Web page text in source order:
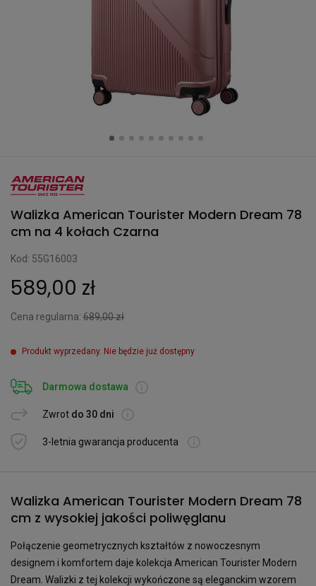
Walizka American Tourister Modern Dream 78
cm na 4 kołach Czarna
Kod: 55G16003
589,00 zł
Cena regularna: 689,00 zł
Produkt wyprzedany. Nie będzie już dostępny
Darmowa dostawa
Zwrot do 30 dni
3-letnia gwarancja producenta
Walizka American Tourister Modern Dream 78
cm z wysokiej jakości poliwęglanu
Połączenie geometrycznych kształtów z nowoczesnym
designem i komfortem daje kolekcja American Tourister Modern
Dream. Walizki z tej kolekcji wykończone są eleganckim wzorem